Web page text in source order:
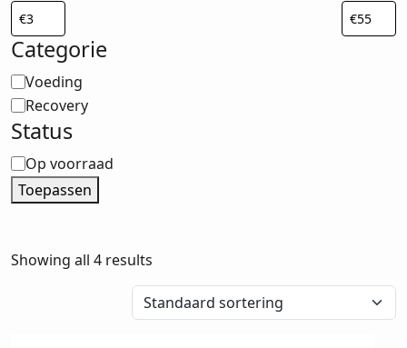
Categorie
Categorie
Voeding
Recovery
Status
Status
Op voorraad
Toepassen
Showing all 4 results